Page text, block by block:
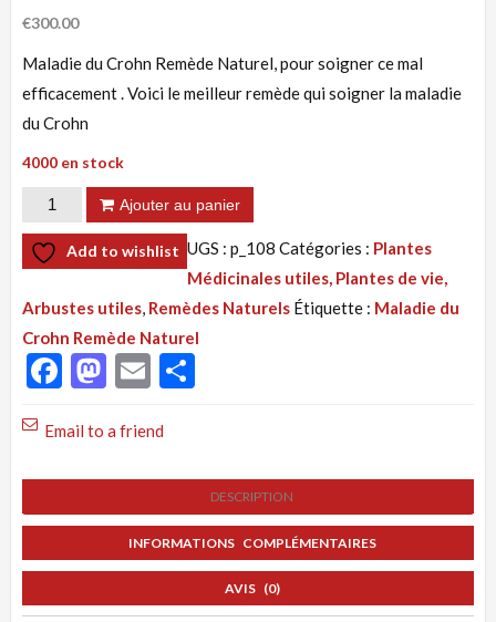
€300.00
Maladie du Crohn Remède Naturel, pour soigner ce mal
efficacement . Voici le meilleur remède qui soigner la maladie
du Crohn
4000 en stock
quantité
de
Tisane
:
Rectocolite
Maladie
Crohn
Ajouter au panier
Add to wishlist UGS : p_108 Catégories : Plantes
Médicinales utiles, Plantes de vie,
Arbustes utiles, Remèdes Naturels Étiquette : Maladie du
Crohn Remède Naturel
Facebook
Mastodon
Email
Email to a friend
DESCRIPTION
INFORMATIONS COMPLÉMENTAIRES
AVIS (0)